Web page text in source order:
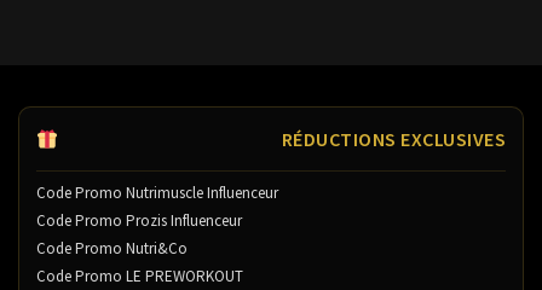
RÉDUCTIONS EXCLUSIVES
Code Promo Nutrimuscle Influenceur
Code Promo Prozis Influenceur
Code Promo Nutri&Co
Code Promo LE PREWORKOUT